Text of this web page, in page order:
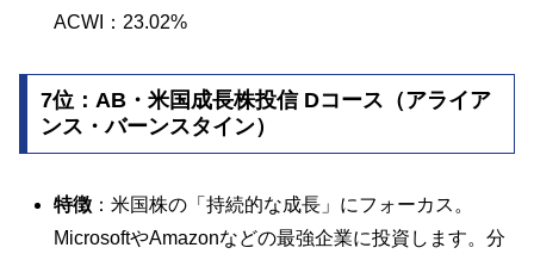
ACWI：23.02%
7位：AB・米国成長株投信 Dコース（アライア
ンス・バーンスタイン）
特徴 ：米国株の「持続的な成長」にフォーカス。
MicrosoftやAmazonなどの最強企業に投資します。分